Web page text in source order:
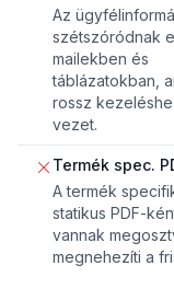
Az
szétszóródnak
mailekben és
táblázatokban,
rossz
vezet.
Termék spec.
A termék
statikus PDF-
vannak
megnehezíti a